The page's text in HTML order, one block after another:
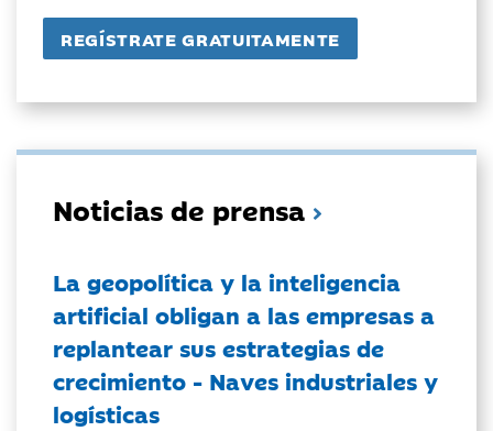
Noticias de prensa
La geopolítica y la inteligencia
artificial obligan a las empresas a
replantear sus estrategias de
crecimiento - Naves industriales y
logísticas